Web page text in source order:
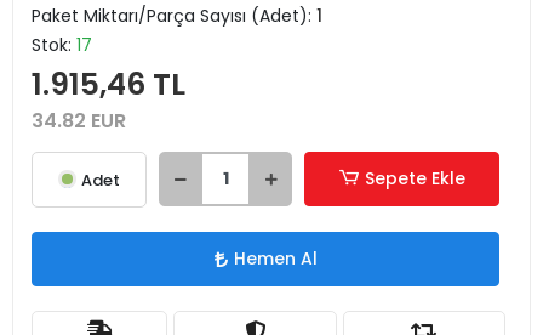
Paket Miktarı/Parça Sayısı (Adet): 1
Stok: 17
1.915,46 TL
34.82 EUR
Adet Sepete Ekle
Hemen Al